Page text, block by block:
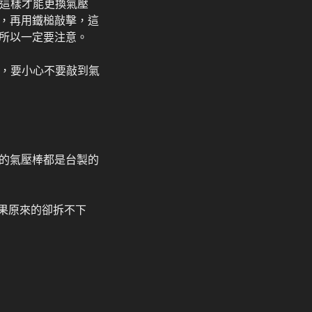
樣才能更換氣壓
再用鐵槌敲擊，這
以一定要注意。
要小心不要敲到氣
氣壓棒都是台製的
原來的卻拆不下